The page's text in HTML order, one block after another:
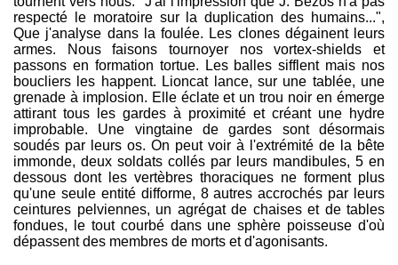
respecté le moratoire sur la duplication des humains...",
Que j'analyse dans la foulée. Les clones dégainent leurs
armes. Nous faisons tournoyer nos vortex-shields et
passons en formation tortue. Les balles sifflent mais nos
boucliers les happent. Lioncat lance, sur une tablée, une
grenade à implosion. Elle éclate et un trou noir en émerge
attirant tous les gardes à proximité et créant une hydre
improbable. Une vingtaine de gardes sont désormais
soudés par leurs os. On peut voir à l'extrémité de la bête
immonde, deux soldats collés par leurs mandibules, 5 en
dessous dont les vertèbres thoraciques ne forment plus
qu'une seule entité difforme, 8 autres accrochés par leurs
ceintures pelviennes, un agrégat de chaises et de tables
fondues, le tout courbé dans une sphère poisseuse d'où
dépassent des membres de morts et d'agonisants.